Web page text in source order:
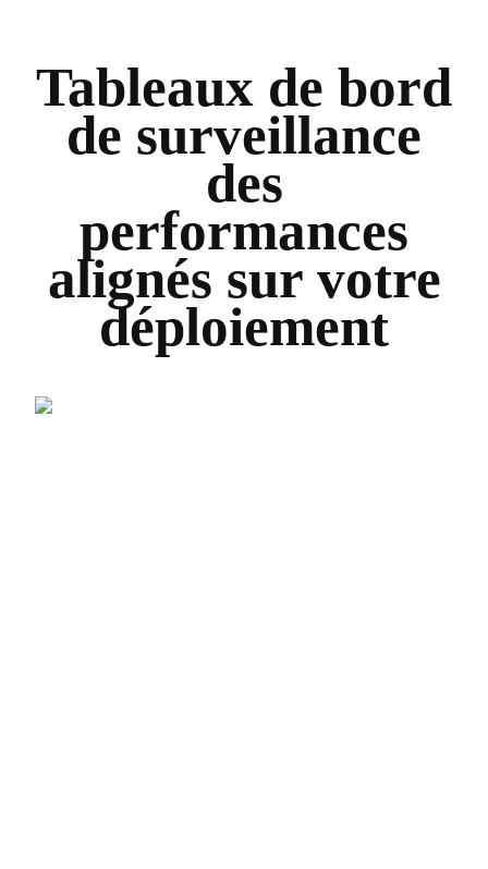
Tableaux de bord
de surveillance
des
performances
alignés sur votre
déploiement